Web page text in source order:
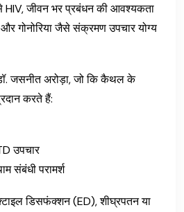
जीवन भर प्रबंधन की आवश्यकता
गोनोरिया जैसे संक्रमण उपचार योग्य
जसनीत अरोड़ा, जो कि कैथल के
करते हैं:
उपचार
संबंधी परामर्श
डिसफंक्शन (ED), शीघ्रपतन या